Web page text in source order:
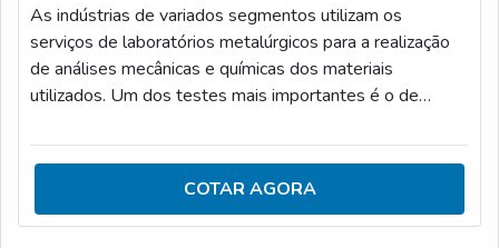
As indústrias de variados segmentos utilizam os
serviços de laboratórios metalúrgicos para a realização
de análises mecânicas e químicas dos materiais
utilizados. Um dos testes mais importantes é o de
como objetivo identificar a raiz da falha ou quebra
necessários.CARACTERÍSTICAS DA ANÁLISE DE
FALHASÉ importante ressaltar que os laboratórios
COTAR AGORA